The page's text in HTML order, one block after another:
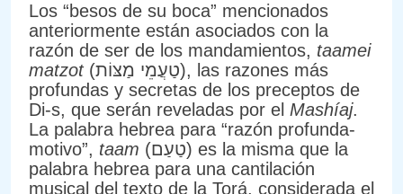
Los “besos de su boca” mencionados
anteriormente están asociados con la
razón de ser de los mandamientos, taamei
matzot(טַעֲמֵי מַצּוֹת), las razones más
profundas y secretas de los preceptos de
Di-s, que serán reveladas por el Mashíaj.
La palabra hebrea para “razón profunda-
motivo”, taam (טַעַם) es la misma que la
palabra hebrea para una cantilación
musical del texto de la Torá, considerada el